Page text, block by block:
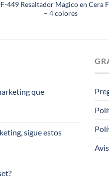
449 Resaltador Magico en Cera
– 4 colores
que
sigue estos